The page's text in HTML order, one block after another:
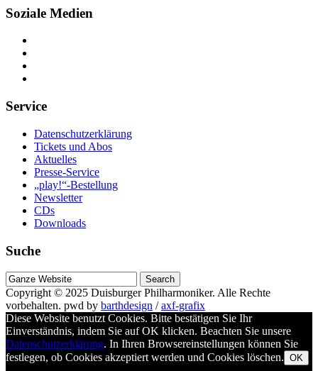
Soziale Medien
Service
Datenschutzerklärung
Tickets und Abos
Aktuelles
Presse-Service
„play!“-Bestellung
Newsletter
CDs
Downloads
Suche
Suche
nach
Copyright © 2025 Duisburger Philharmoniker. Alle Rechte
vorbehalten. pwd by barthdesign /axf-grafix
Diese Website benutzt Cookies. Bitte bestätigen Sie Ihr
Einverständnis, indem Sie auf OK klicken. Beachten Sie unsere
Datenschutzerklärung. In Ihren Browsereinstellungen können Sie
festlegen, ob Cookies akzeptiert werden und Cookies löschen. OK